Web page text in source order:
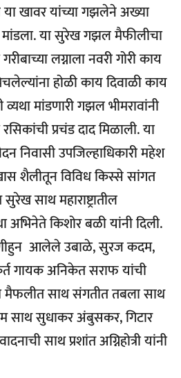
खावर यांच्या गझलेने अख्या
या सुरेख गझल मैफीलीचा
लग्नाला नवरी गोरी काय
होळी काय दिवाळी काय
मांडणारी गझल भीमरावांनी
प्रचंड दाद मिळाली. या
निवासी उपजिल्हाधिकारी महेश
शैलीतून विविध किस्से सांगत
साथ महाराष्ट्रातील
अभिनेते किशोर बळी यांनी दिली.
आलेले उबाळे, सुरज कदम,
गायक अनिकेत सराफ यांची
मैफलीत साथ संगतीत तबला साथ
साथ सुधाकर अंबुसकर, गिटार
साथ प्रशांत अग्निहोत्री यांनी